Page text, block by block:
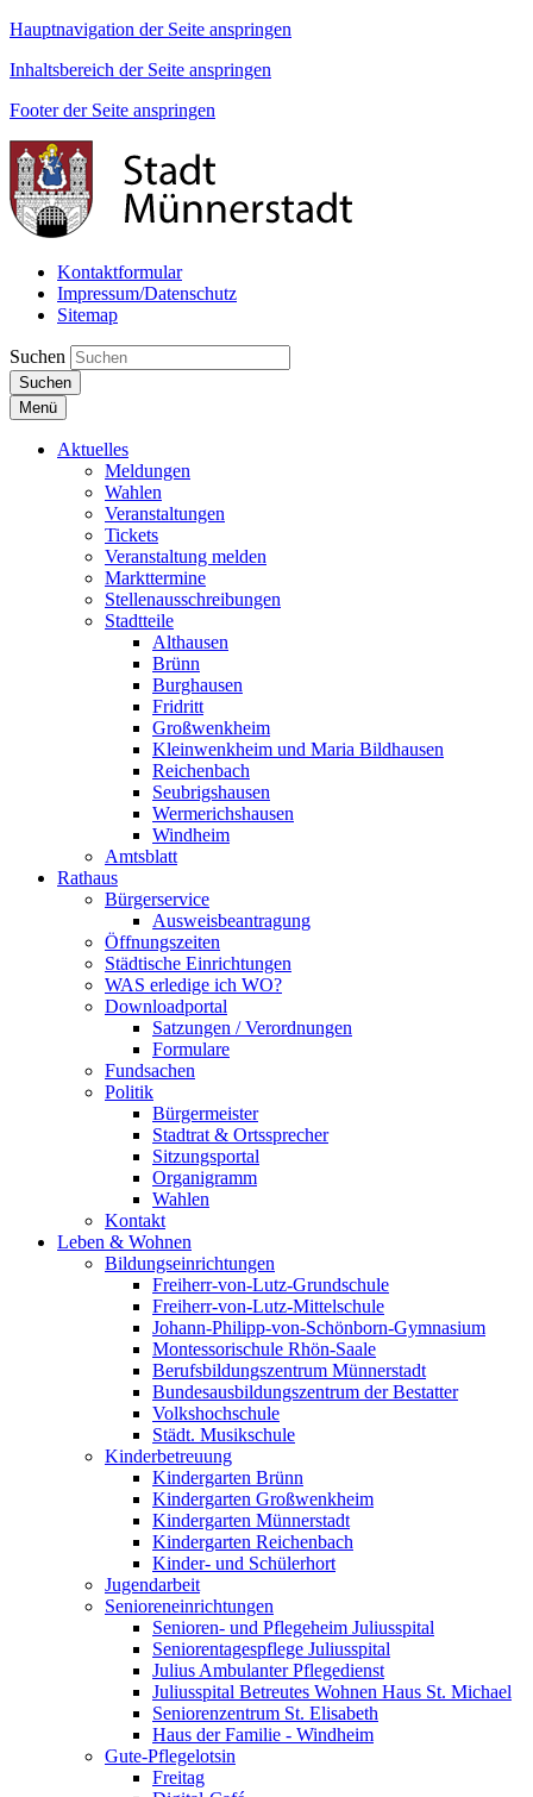
Hauptnavigation der Seite anspringen
Inhaltsbereich der Seite anspringen
Footer der Seite anspringen
Kontaktformular
Impressum/Datenschutz
Sitemap
Suchen
Suchen
Menü
Aktuelles
Meldungen
Wahlen
Veranstaltungen
Tickets
Veranstaltung melden
Markttermine
Stellenausschreibungen
Stadtteile
Althausen
Brünn
Burghausen
Fridritt
Großwenkheim
Kleinwenkheim und Maria Bildhausen
Reichenbach
Seubrigshausen
Wermerichshausen
Windheim
Amtsblatt
Rathaus
Bürgerservice
Ausweisbeantragung
Öffnungszeiten
Städtische Einrichtungen
WAS erledige ich WO?
Downloadportal
Satzungen / Verordnungen
Formulare
Fundsachen
Politik
Bürgermeister
Stadtrat & Ortssprecher
Sitzungsportal
Organigramm
Wahlen
Kontakt
Leben & Wohnen
Bildungseinrichtungen
Freiherr-von-Lutz-Grundschule
Freiherr-von-Lutz-Mittelschule
Johann-Philipp-von-Schönborn-Gymnasium
Montessorischule Rhön-Saale
Berufsbildungszentrum Münnerstadt
Bundesausbildungszentrum der Bestatter
Volkshochschule
Städt. Musikschule
Kinderbetreuung
Kindergarten Brünn
Kindergarten Großwenkheim
Kindergarten Münnerstadt
Kindergarten Reichenbach
Kinder- und Schülerhort
Jugendarbeit
Senioreneinrichtungen
Senioren- und Pflegeheim Juliusspital
Seniorentagespflege Juliusspital
Julius Ambulanter Pflegedienst
Juliusspital Betreutes Wohnen Haus St. Michael
Seniorenzentrum St. Elisabeth
Haus der Familie - Windheim
Gute-Pflegelotsin
Freitag